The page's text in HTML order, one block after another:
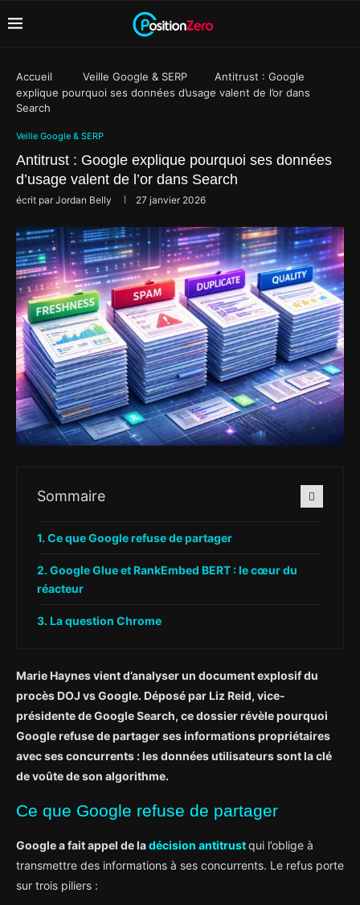
Accueil Veille Google & SERP
Antitrust : Google
explique pourquoi ses données d’usage valent de l’or dans
Search
Veille Google & SERP
Antitrust : Google explique pourquoi ses données
d’usage valent de l’or dans Search
écrit parJordan Belly 27 janvier 2026
Sommaire
Ce que Google refuse de partager
Google Glue et RankEmbed BERT : le cœur du
réacteur
La question Chrome
Marie Haynes vient d’analyser un document explosif du
procès DOJ vs Google. Déposé par Liz Reid, vice-
présidente de Google Search, ce dossier révèle pourquoi
Google refuse de partager ses informations propriétaires
avec ses concurrents : les données utilisateurs sont la clé
de voûte de son algorithme.
Ce que Google refuse de partager
Google a fait appel de ladécision antitrustqui l’oblige à
transmettre des informations à ses concurrents. Le refus porte
sur trois piliers :